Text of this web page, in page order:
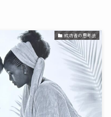
成功者の思考法